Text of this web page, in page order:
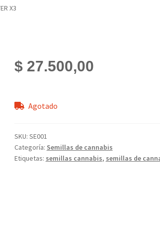
X3
$27.500,00
Agotado
SKU: SE001
Categoría: Semillas de cannabis
Etiquetas: semillas cannabis, semillas de